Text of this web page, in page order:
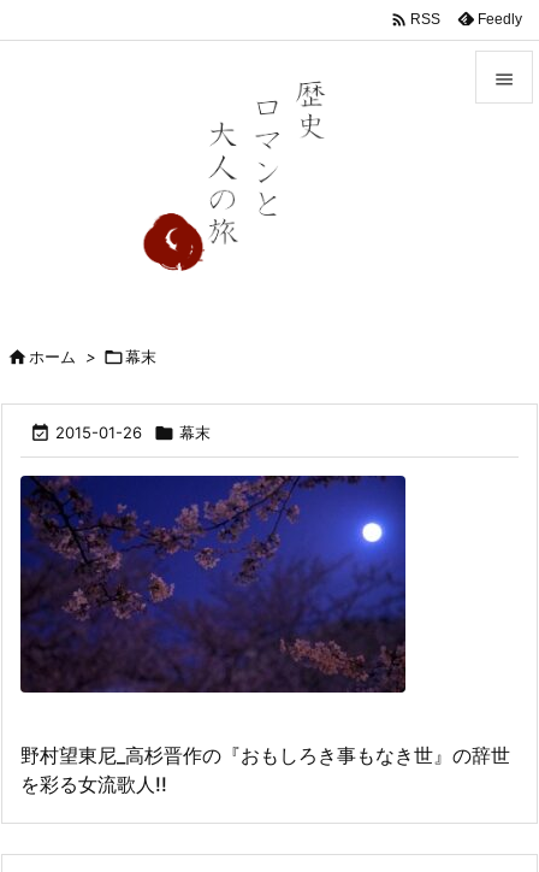

 RSS Feedly
ホーム > 幕末
 2015-01-26  幕末
野村望東尼_高杉晋作の『おもしろき事もなき世』の辞世
を彩る女流歌人!!